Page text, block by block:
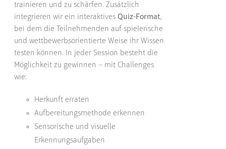
trainieren und zu schärfen. Zusätzlich
integrieren wir ein interaktivesQuiz-Format,
bei dem die Teilnehmenden auf spielerische
und wettbewerbsorientierte Weise ihr Wissen
testen können. In jeder Session besteht die
Möglichkeit zu gewinnen – mit Challenges
wie:
Herkunft erraten
Aufbereitungsmethode erkennen
Sensorische und visuelle
Erkennungsaufgaben